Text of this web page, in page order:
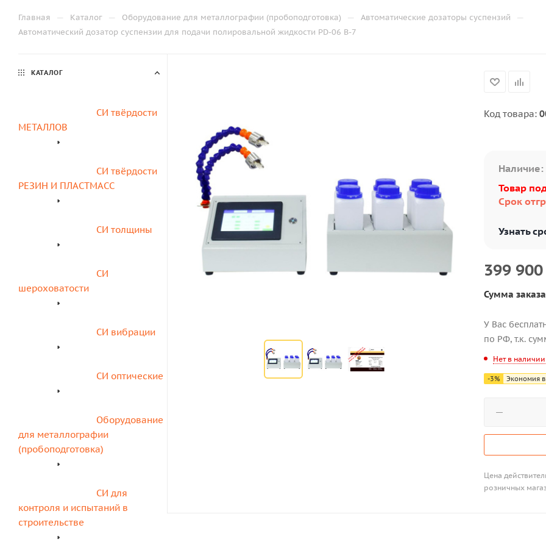
Главная — Каталог — Оборудование для металлографии (пробоподготовка) — Автоматические дозаторы суспензий —
Автоматический дозатор суспензии для подачи полировальной жидкости PD-06 B-7
Код товара:
Наличие:
Товар
Срок
Узнать
399 900
Сумма
У Вас
по РФ, т.к.
Нет в наличии
-3% Экономия
Цена
розничных
КАТАЛОГ
СИ твёрдости
МЕТАЛЛОВ
СИ твёрдости
РЕЗИН И ПЛАСТМАСС
СИ толщины
СИ
шероховатости
СИ вибрации
СИ оптические
Оборудование
для металлографии
(пробоподготовка)
СИ для
контроля и испытаний в
строительстве